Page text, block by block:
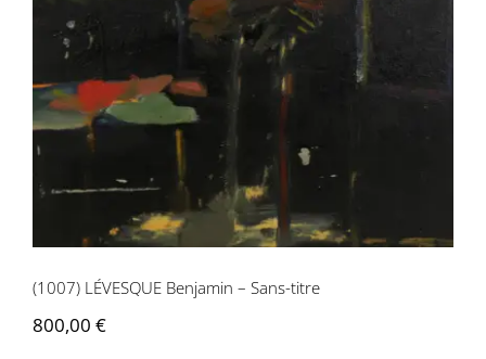
(1007) LÉVESQUE Benjamin – Sans-titre
(1007) LÉVESQUE Benjamin – Sans-titre
800,00 €